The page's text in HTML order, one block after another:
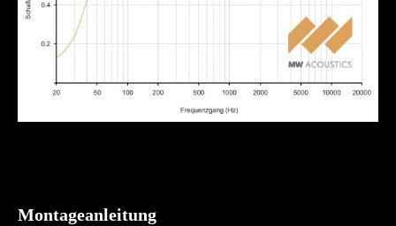
Montageanleitung